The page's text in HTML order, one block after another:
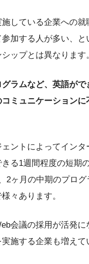
している企業への
加する人が多い、
ップとは異なります
ラムなど、英語が
ミュニケーション
ントによってイン
る1週間程度の短期
2ヶ月の中期のプロ
々あります。
会議の採用が活発
施する企業も増えて